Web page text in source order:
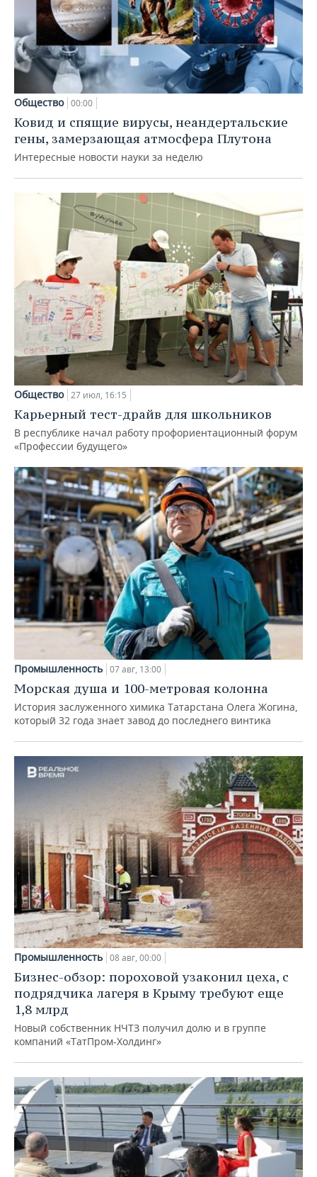
Общество 00:00
Ковид и спящие вирусы, неандертальские
гены, замерзающая атмосфера Плутона
Интересные новости науки за неделю
Общество 27 июл, 16:15
Карьерный тест-драйв для школьников
В республике начал работу профориентационный форум
«Профессии будущего»
Промышленность 07 авг, 13:00
Морская душа и 100-метровая колонна
История заслуженного химика Татарстана Олега Жогина,
который 32 года знает завод до последнего винтика
Промышленность 08 авг, 00:00
Бизнес-обзор: пороховой узаконил цеха, с
подрядчика лагеря в Крыму требуют еще
1,8 млрд
Новый собственник НЧТЗ получил долю и в группе
компаний «ТатПром-Холдинг»